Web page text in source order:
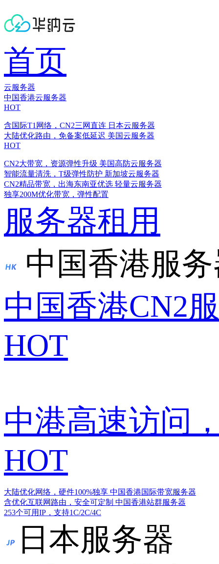
首页
云服务器
中国香港云服务器
HOT
含国际T1网络，CN2三网直连 日本云服务器
大陆优化路由，免备案低延迟 美国云服务器
HOT
CN2大带宽，资源弹性升级 美国高防云服务器
智能流量清洗，T级弹性防护 新加坡云服务器
CN2精品带宽，出海东南亚优选 轻量云服务器
独享200M优化带宽，弹性配置
服务器租用
中国香港服
中国香港CN2
HOT
中港高速访问
HOT
大陆优化网络，硬件100%独享 中国香港国际带宽服务器
含优化互联网路由，安全可定制 中国香港站群服务器
253个可用IP，支持1C/2C/4C
日本服务器